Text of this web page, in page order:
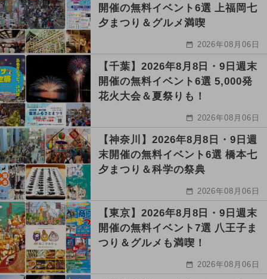
開催の無料イベント6選 上福岡七
夕まつり＆グルメ満喫
2026年08月06日
【千葉】2026年8月8日・9日週末
開催の無料イベント6選 5,000発
花火大会＆夏祭りも！
2026年08月06日
【神奈川】2026年8月8日・9日週
末開催の無料イベント6選 橋本七
夕まつり＆科学の祭典
2026年08月06日
【東京】2026年8月8日・9日週末
開催の無料イベント7選 八王子ま
つり＆グルメも満喫！
2026年08月06日